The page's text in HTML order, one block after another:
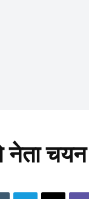
नेता चयन